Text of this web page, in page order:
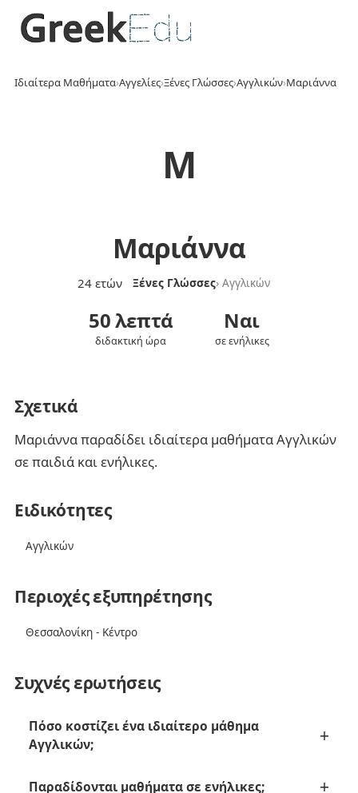
Ιδιαίτερα Μαθήματα›Αγγελίες›Ξένες Γλώσσες›Αγγλικών›Μαριάννα
Μ
Μαριάννα
24 ετών Ξένες Γλώσσες› Αγγλικών
50 λεπτά
διδακτική ώρα
Ναι
σε ενήλικες
Σχετικά
Μαριάννα παραδίδει ιδιαίτερα μαθήματα Αγγλικών
σε παιδιά και ενήλικες.
Ειδικότητες
Αγγλικών
Περιοχές εξυπηρέτησης
Θεσσαλονίκη - Κέντρο
Συχνές ερωτήσεις
Πόσο κοστίζει ένα ιδιαίτερο μάθημα
Αγγλικών;
Παραδίδονται μαθήματα σε ενήλικες;